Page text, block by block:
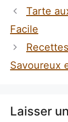
Tarte
Facile
Savoureux
Laisser